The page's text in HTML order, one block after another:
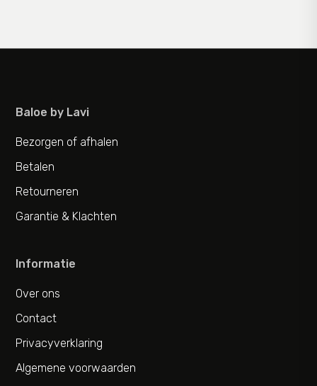
Baloe by Lavi
Bezorgen of afhalen
Betalen
Retourneren
Garantie & Klachten
Informatie
Over ons
Contact
Privacyverklaring
Algemene voorwaarden